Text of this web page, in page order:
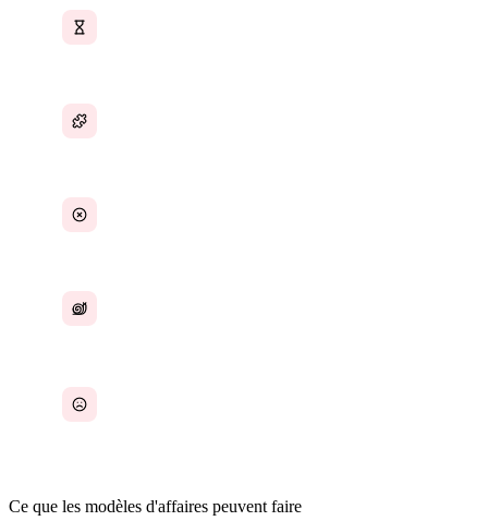
Ce que les modèles d'affaires peuvent faire